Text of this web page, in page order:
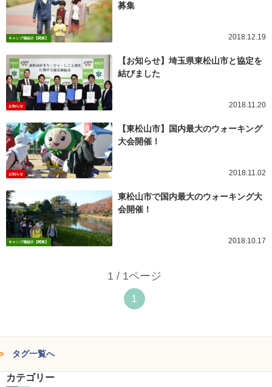
キャンプ場紹介【関東】
募集
2018.12.19
お知らせ
【お知らせ】埼玉県東松山市と協定を
結びました
2018.11.20
お知らせ
【東松山市】国内最大のウォーキング
大会開催！
2018.11.02
キャンプ場紹介【関東】
東松山市で国内最大のウォーキング大
会開催！
2018.10.17
1 / 1ページ
1
タグ一覧へ
カテゴリー